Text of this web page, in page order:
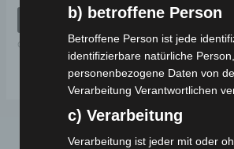
0
IN DEN WARENKORB
CARGO VOLT
b) betroffene Person
Betroffene Person ist jede
identifizierbare natürliche
personenbezogene Daten von
Verarbeitung Verantwortlichen
c) Verarbeitung
Verarbeitung ist jeder mit oder